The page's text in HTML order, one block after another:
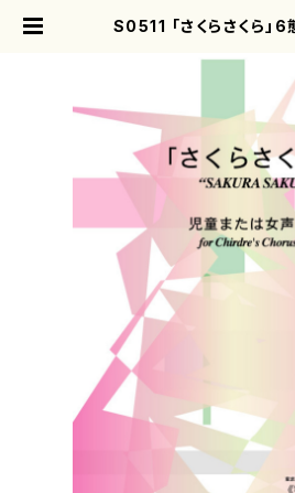
S0511 「さくらさくら」6
敏直/楽譜） |